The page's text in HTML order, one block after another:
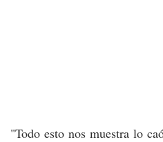
"Todo esto nos muestra lo